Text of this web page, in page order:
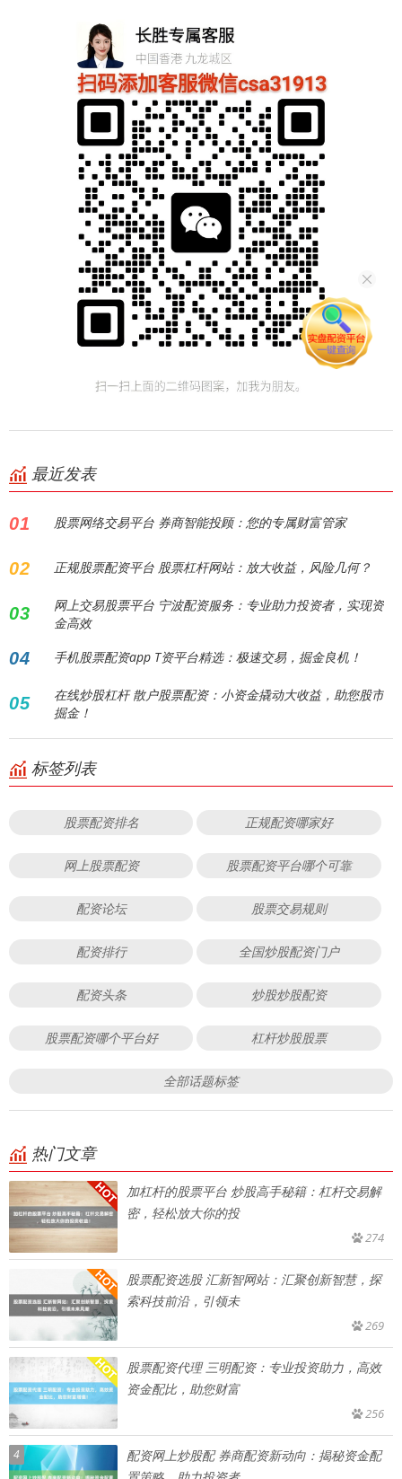
最近发表
01 股票网络交易平台 券商智能投顾：您的专属财富管家
02 正规股票配资平台 股票杠杆网站：放大收益，风险几何？
03
网上交易股票平台 宁波配资服务：专业助力投资者，实现资
金高效
04 手机股票配资app T资平台精选：极速交易，掘金良机！
05
在线炒股杠杆 散户股票配资：小资金撬动大收益，助您股市
掘金！
标签列表
股票配资排名 正规配资哪家好
网上股票配资 股票配资平台哪个可靠
配资论坛 股票交易规则
配资排行 全国炒股配资门户
配资头条 炒股炒股配资
股票配资哪个平台好 杠杆炒股股票
全部话题标签
热门文章
加杠杆的股票平台 炒股高手秘籍：杠杆交易解
密，轻松放大你的投
274
股票配资选股 汇新智网站：汇聚创新智慧，探
索科技前沿，引领未
269
股票配资代理 三明配资：专业投资助力，高效
资金配比，助您财富
256
4
配资网上炒股配 券商配资新动向：揭秘资金配